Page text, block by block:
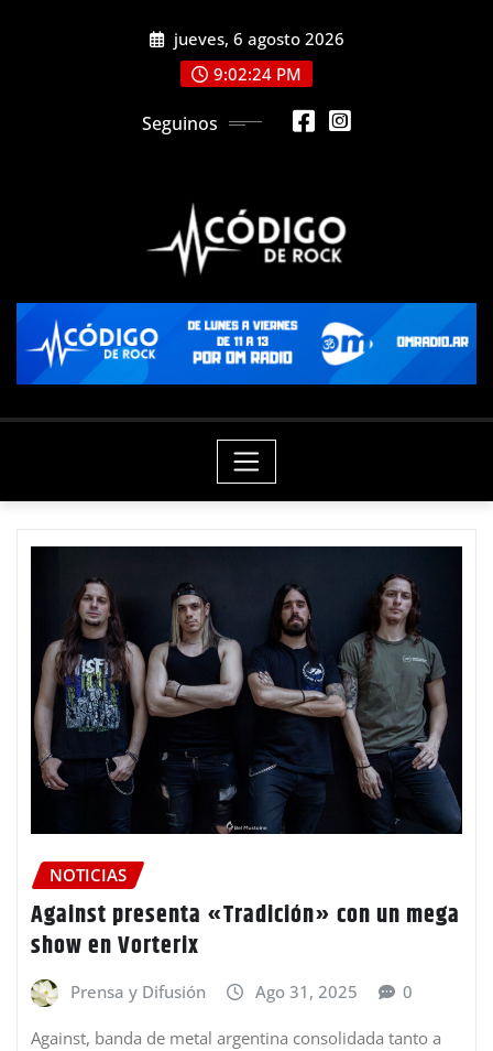
jueves, 6 agosto 2026
9:02:24 PM
Seguinos
NOTICIAS
Against presenta «Tradición» con un mega
show en Vorterix
Prensa y Difusión Ago 31, 2025 0
Against, banda de metal argentina consolidada tanto a